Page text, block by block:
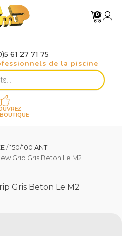
0
61 27 71 75
de la piscine
/150/100 ANTI-
Grip Gris Beton Le M2